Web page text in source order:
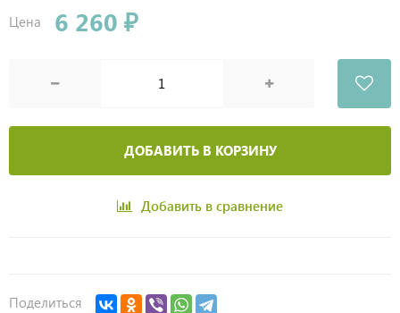
Цена 6 260 ₽
ДОБАВИТЬ В КОРЗИНУ
Добавить в сравнение
Поделиться